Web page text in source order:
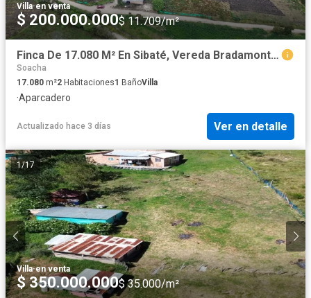
Villa·en venta
$ 200.000.000$ 11.709/m²
Finca De 17.080 M² En Sibaté, Vereda Bradamonte – Frente A Vía Y Junto A Escuela Veredal.
Soacha
17.080 m²2 Habitaciones1 BañoVilla
·Aparcadero
Actualizado hace 3 días Ver en detalle
1/17
Villa·en venta
$ 350.000.000$ 35.000/m²